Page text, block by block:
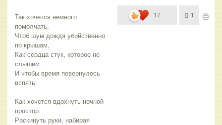
Так хочется немного
помолчать,
Чтоб шум дождя убийственно
по крышам,
Как сердца стук, которое не
слышим...
И чтобы время повернулось
вспять.
Как хочется вдохнуть ночной
простор.
Раскинуть руки, набирая
17 1